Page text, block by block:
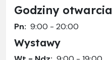
Godziny otwarcia
Pn: 9:00 - 20:00
Wystawy